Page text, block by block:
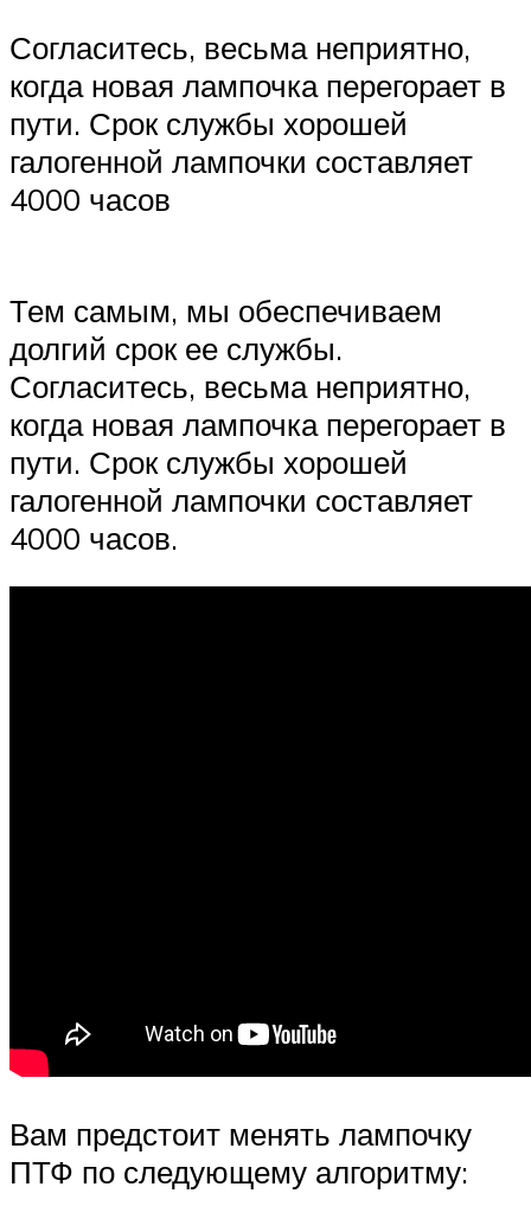
Согласитесь, весьма неприятно,
когда новая лампочка перегорает в
пути. Срок службы хорошей
галогенной лампочки составляет
4000 часов
Тем самым, мы обеспечиваем
долгий срок ее службы.
Согласитесь, весьма неприятно,
когда новая лампочка перегорает в
пути. Срок службы хорошей
галогенной лампочки составляет
4000 часов.
Вам предстоит менять лампочку
ПТФ по следующему алгоритму: